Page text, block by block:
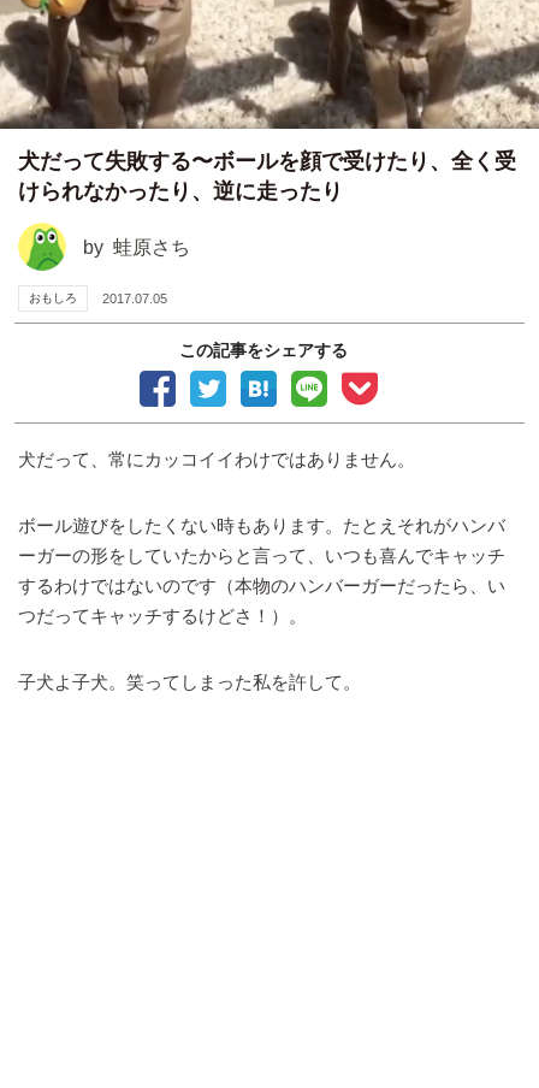
犬だって失敗する〜ボールを顔で受けたり、全く受
けられなかったり、逆に走ったり
by 蛙原さち
おもしろ 2017.07.05
この記事をシェアする
犬だって、常にカッコイイわけではありません。
ボール遊びをしたくない時もあります。たとえそれがハンバ
ーガーの形をしていたからと言って、いつも喜んでキャッチ
するわけではないのです（本物のハンバーガーだったら、い
つだってキャッチするけどさ！）。
子犬よ子犬。笑ってしまった私を許して。